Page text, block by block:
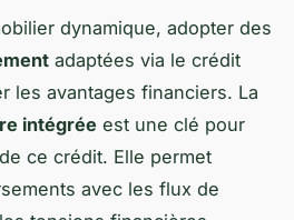
dynamique, adopter des
adaptées via le crédit
les avantages financiers. La
intégrée est une clé pour
ce crédit. Elle permet
avec les flux de